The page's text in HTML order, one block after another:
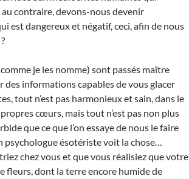
contraire, devons-nous devenir
est dangereux et négatif, ceci, afin de nous
je les nomme) sont passés maître
des informations capables de vous glacer
tout n’est pas harmonieux et sain, dans le
cœurs, mais tout n’est pas non plus
que ce que l’on essaye de nous le faire
psychologue ésotériste voit la chose…
chez vous et que vous réalisiez que votre
fleurs, dont la terre encore humide de